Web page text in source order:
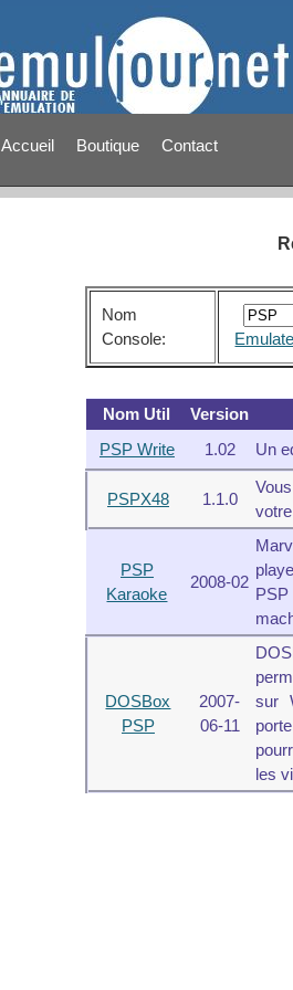
Accueil Boutique Contact
Nom
Console:
Nom Util Version
PSP Write
1.02 Un
PSPX48 1.1.0
PSP
Karaoke
2008-02
DOSBox
PSP
2007-
06-11
sur
les